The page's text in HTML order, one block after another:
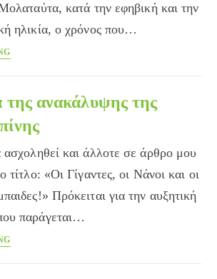
κατά την εφηβική και την
ηλικία, ο χρόνος που…
ανακάλυψης της
και άλλοτε σε άρθρο μου
τίτλο: «Οι Γίγαντες, οι Νάνοι και οι
Πρόκειται για την αυξητική
παράγεται…